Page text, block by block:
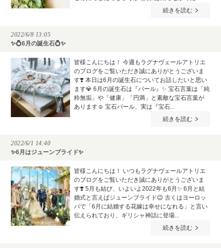
続きを読む
2022/6/8 13:05
✨💍6月の誕生石💍✨
皆様こんにちは！ 今週もラグナヴェールアトリエ
のブログをご覧いただき誠にありがとうございま
す❣️ 本日は6月の誕生石についてお話したいと思い
ます💎 6月の誕生石は『パール』✨ 宝石言葉は「純
粋無垢」や「健康」「円満」と素敵な宝石言葉が
あります☺️ 宝石パール、実は『宝石...
続きを読む
2022/6/1 14:40
✨6月はジューンブライド✨
皆様こんにちは！ いつもラグナヴェールアトリエ
のブログをご覧いただき誠にありがとうございま
す❣️ 5月も結び、いよいよ2022年も6月✨ 6月と結
婚式と言えばジューンブライド😉 古くはヨーロッ
パで「6月に結婚する花嫁は幸せになれる」と言い
伝えられており、ギリシャ神話に登場...
続きを読む